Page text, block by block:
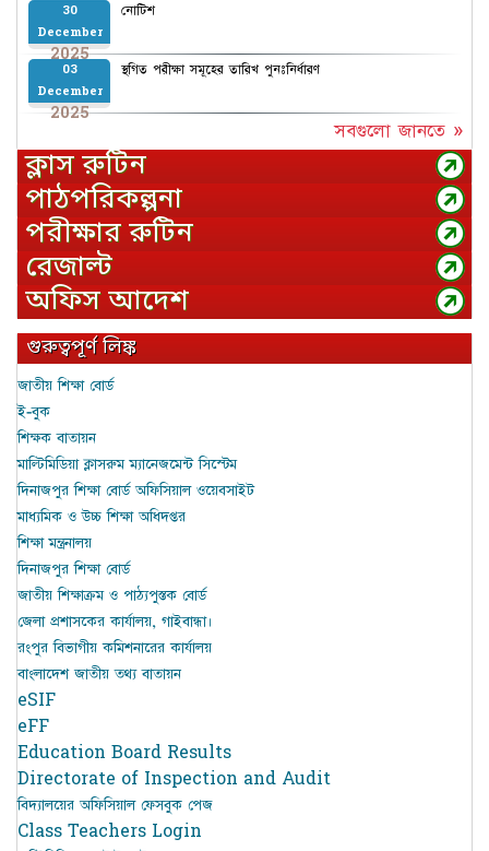
30
December
2025
নোটিশ
03
December
2025
স্থগিত পরীক্ষা সমূহের তারিখ পুনঃনির্ধারণ
সবগুলো জানতে »
ক্লাস রুটিন
পাঠপরিকল্পনা
পরীক্ষার রুটিন
রেজাল্ট
অফিস আদেশ
গুরুত্বপূর্ণ লিঙ্ক
জাতীয় শিক্ষা বোর্ড
ই-বুক
শিক্ষক বাতায়ন
মাল্টিমিডিয়া ক্লাসরুম ম্যানেজমেন্ট সিস্টেম
দিনাজপুর শিক্ষা বোর্ড অফিসিয়াল ওয়েবসাইট
মাধ্যমিক ও উচ্চ শিক্ষা অধিদপ্তর
শিক্ষা মন্ত্রনালয়
দিনাজপুর শিক্ষা বোর্ড
জাতীয় শিক্ষাক্রম ও পাঠ্যপুস্তক বোর্ড
জেলা প্রশাসকের কার্যালয়, গাইবান্ধা।
রংপুর বিভাগীয় কমিশনারের কার্যালয়
বাংলাদেশ জাতীয় তথ্য বাতায়ন
eSIF
eFF
Education Board Results
Directorate of Inspection and Audit
বিদ্যালয়ের অফিসিয়াল ফেসবুক পেজ
Class Teachers Login